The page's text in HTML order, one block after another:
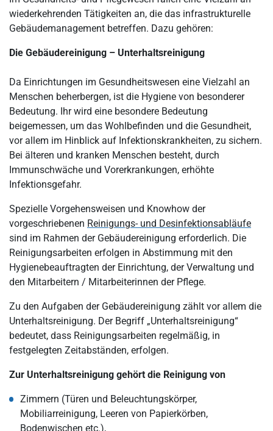
wiederkehrenden Tätigkeiten an, die das infrastrukturelle
Gebäudemanagement betreffen. Dazu gehören:
Die Gebäudereinigung – Unterhaltsreinigung
Da Einrichtungen im Gesundheitswesen eine Vielzahl an
Menschen beherbergen, ist die Hygiene von besonderer
Bedeutung. Ihr wird eine besondere Bedeutung
beigemessen, um das Wohlbefinden und die Gesundheit,
vor allem im Hinblick auf Infektionskrankheiten, zu sichern.
Bei älteren und kranken Menschen besteht, durch
Immunschwäche und Vorerkrankungen, erhöhte
Infektionsgefahr.
Spezielle Vorgehensweisen und Knowhow der
vorgeschriebenen Reinigungs- und Desinfektionsabläufe
sind im Rahmen der Gebäudereinigung erforderlich. Die
Reinigungsarbeiten erfolgen in Abstimmung mit den
Hygienebeauftragten der Einrichtung, der Verwaltung und
den Mitarbeitern / Mitarbeiterinnen der Pflege.
Zu den Aufgaben der Gebäudereinigung zählt vor allem die
Unterhaltsreinigung. Der Begriff „Unterhaltsreinigung“
bedeutet, dass Reinigungsarbeiten regelmäßig, in
festgelegten Zeitabständen, erfolgen.
Zur Unterhaltsreinigung gehört die Reinigung von
Zimmern (Türen und Beleuchtungskörper,
Mobiliarreinigung, Leeren von Papierkörben,
Bodenwischen etc.),